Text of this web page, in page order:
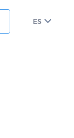
ES